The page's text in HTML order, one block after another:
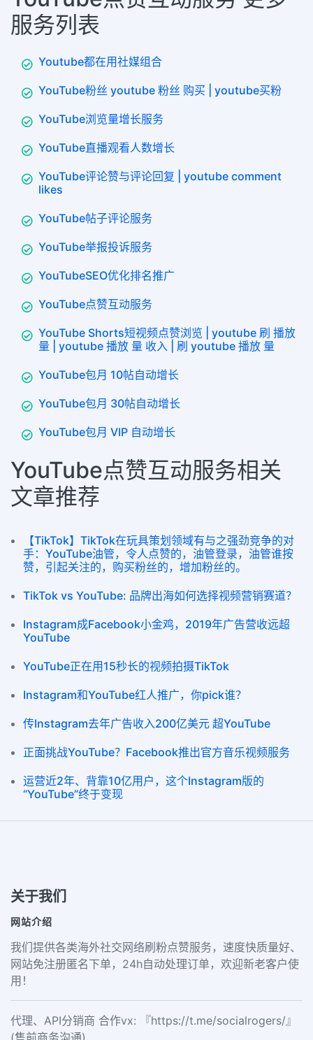
服务列表
Youtube都在用社媒组合
YouTube粉丝 youtube 粉丝 购买 | youtube买粉
YouTube浏览量增长服务
YouTube直播观看人数增长
YouTube评论赞与评论回复 | youtube comment
likes
YouTube帖子评论服务
YouTube举报投诉服务
YouTubeSEO优化排名推广
YouTube点赞互动服务
YouTube Shorts短视频点赞浏览 | youtube 刷 播放
量 | youtube 播放 量 收入 | 刷 youtube 播放 量
YouTube包月 10帖自动增长
YouTube包月 30帖自动增长
YouTube包月 VIP 自动增长
YouTube点赞互动服务相关
文章推荐
【TikTok】TikTok在玩具策划领域有与之强劲竞争的对
手：YouTube油管，令人点赞的，油管登录，油管谁按
赞，引起关注的，购买粉丝的，增加粉丝的。
TikTok vs YouTube: 品牌出海如何选择视频营销赛道？
Instagram成Facebook小金鸡，2019年广告营收远超
YouTube
YouTube正在用15秒长的视频拍摄TikTok
Instagram和YouTube红人推广，你pick谁？
传Instagram去年广告收入200亿美元 超YouTube
正面挑战YouTube？Facebook推出官方音乐视频服务
运营近2年、背靠10亿用户，这个Instagram版的
“YouTube”终于变现
关于我们
网站介绍
我们提供各类海外社交网络刷粉点赞服务，速度快质量好、
网站免注册匿名下单，24h自动处理订单，欢迎新老客户使
用！
代理、API分销商 合作vx: 『https://t.me/socialrogers/』